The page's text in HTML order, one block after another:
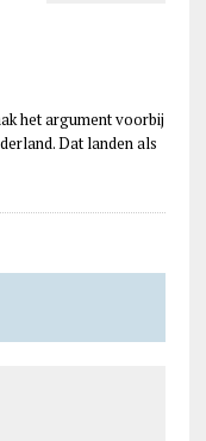
het argument voorbij
Dat landen als